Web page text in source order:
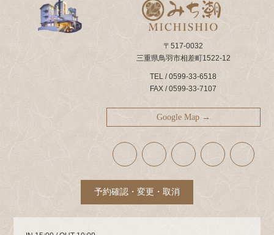
〒517-0032
三重県鳥羽市相差町1522-12
TEL / 0599-33-6518
FAX / 0599-33-7107
Google Map →
ア
イ
コ
ン
ン
ク
ア
イ
コ
ン
ン
ク
ア
イ
コ
ン
ン
ク
ア
イ
コ
ン
ア
イ
コ
ン
予約確認・変更・取消